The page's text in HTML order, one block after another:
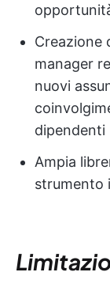
Creazione
manager
nuovi
dipendenti
Ampia
strumento